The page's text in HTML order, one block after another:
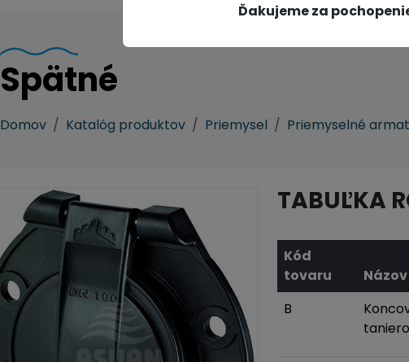
Spätné
Domov Katalóg produktov Priemysel Priemyselné
TABUĽKA
Kód
tovaru
B
Ďakujeme za